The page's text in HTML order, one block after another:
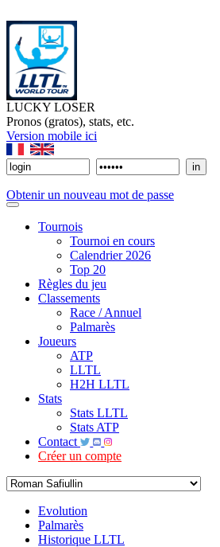
LUCKY LOSER
Pronos (gratos), stats, etc.
Version mobile ici
Obtenir un nouveau mot de passe
Tournois
Tournoi en cours
Calendrier 2026
Top 20
Règles du jeu
Classements
Race / Annuel
Palmarès
Joueurs
ATP
LLTL
H2H LLTL
Stats
Stats LLTL
Stats ATP
Contact
Créer un compte
Evolution
Palmarès
Historique LLTL